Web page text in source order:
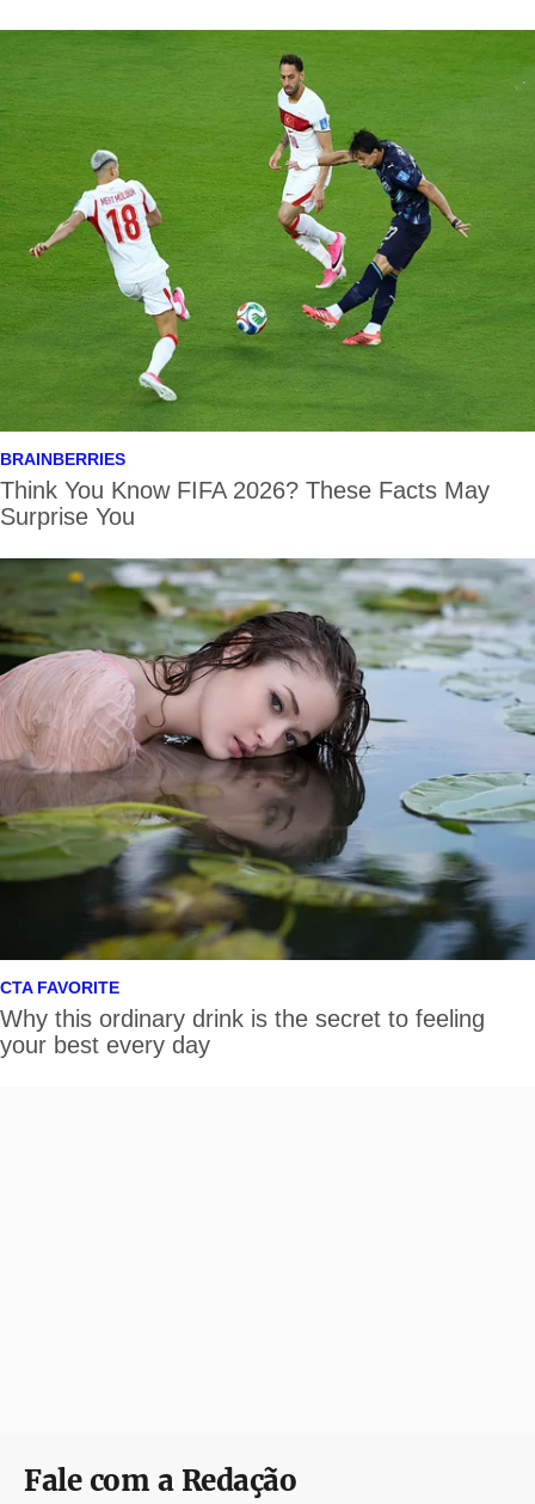
Fale com a Redação